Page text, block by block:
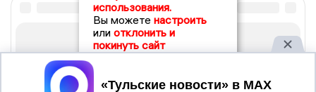
использования.
Вы можете настроить
или отклонить и
покинуть сайт
Принять